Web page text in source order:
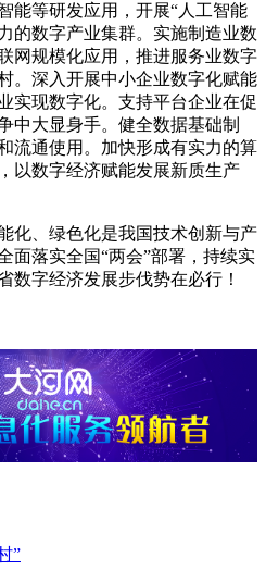
能等研发应用，开展“人工智能
的数字产业集群。实施制造业数
网规模化应用，推进服务业数字
。深入开展中小企业数字化赋能
实现数字化。支持平台企业在促
中大显身手。健全数据基础制
流通使用。加快形成有实力的算
以数字经济赋能发展新质生产
、绿色化是我国技术创新与产
面落实全国“两会”部署，持续实
数字经济发展步伐势在必行！
”